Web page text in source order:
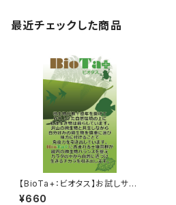
最近チェックした商品
【BioTa+：ビオタス】お試しサイ
ズ１０ｇ グリーンラベル
¥660